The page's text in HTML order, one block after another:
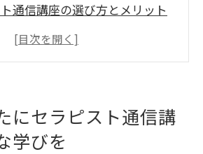
通信講座の選び方とメリット
術を使った効率的な学習法
教材を活用した柔軟な学びの
ト通信講座で学べる基本技術
ためのスケジュール例
にセラピスト通信講
学びを